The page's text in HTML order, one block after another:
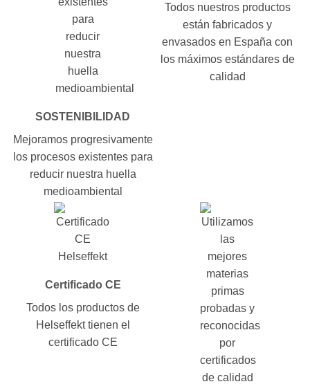
SOSTENIBILIDAD
Mejoramos progresivamente
los procesos existentes para
reducir nuestra huella
medioambiental
Todos nuestros productos
están fabricados y
envasados en España con
los máximos estándares de
calidad
Certificado CE
Todos los productos de
Helseffekt tienen el
certificado CE